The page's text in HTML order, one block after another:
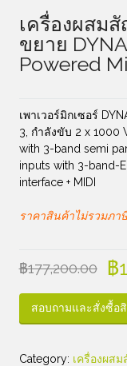
เครื่องผสม
ขยาย
Powered
เพาเวอร์มิกเซอร์
3, กำลังขับ 2 x 1000
with 3-band semi
inputs with 3-band-
interface + MIDI
ราคาสินค้าไม่รวมภา
฿177,200.00 ฿
สอบถามและสั่งซื้อ
Category: เครื่องผส